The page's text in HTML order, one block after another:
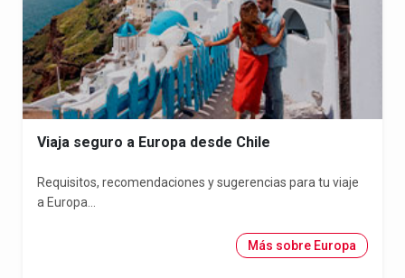
Viaja seguro a Europa desde Chile
Requisitos, recomendaciones y sugerencias para tu viaje
a Europa...
Más sobre Europa